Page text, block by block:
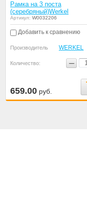
Рамка на 3 поста
(серебряный)Werkel
Артикул: W0032206
Добавить к сравнению
Производитель WERKEL
Количество: −
659.00 руб.